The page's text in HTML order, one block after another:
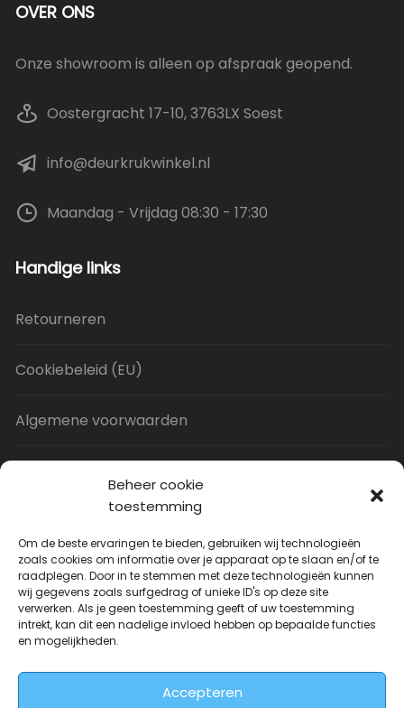
Beheer cookie
toestemming
Om de beste ervaringen te bieden, gebruiken wij technologieën
zoals cookies om informatie over je apparaat op te slaan en/of te
raadplegen. Door in te stemmen met deze technologieën kunnen
wij gegevens zoals surfgedrag of unieke ID's op deze site
verwerken. Als je geen toestemming geeft of uw toestemming
intrekt, kan dit een nadelige invloed hebben op bepaalde functies
en mogelijkheden.
Accepteren
OVER ONS
Onze showroom is alleen op afspraak geopend.
Oostergracht 17-10, 3763LX Soest
info@deurkrukwinkel.nl
Maandag - Vrijdag 08:30 - 17:30
Handige links
Retourneren
Cookiebeleid (EU)
Algemene voorwaarden
Uitverkoop
JNF Deurklink gebogen 16mm
prijs
was:
prijs
is: